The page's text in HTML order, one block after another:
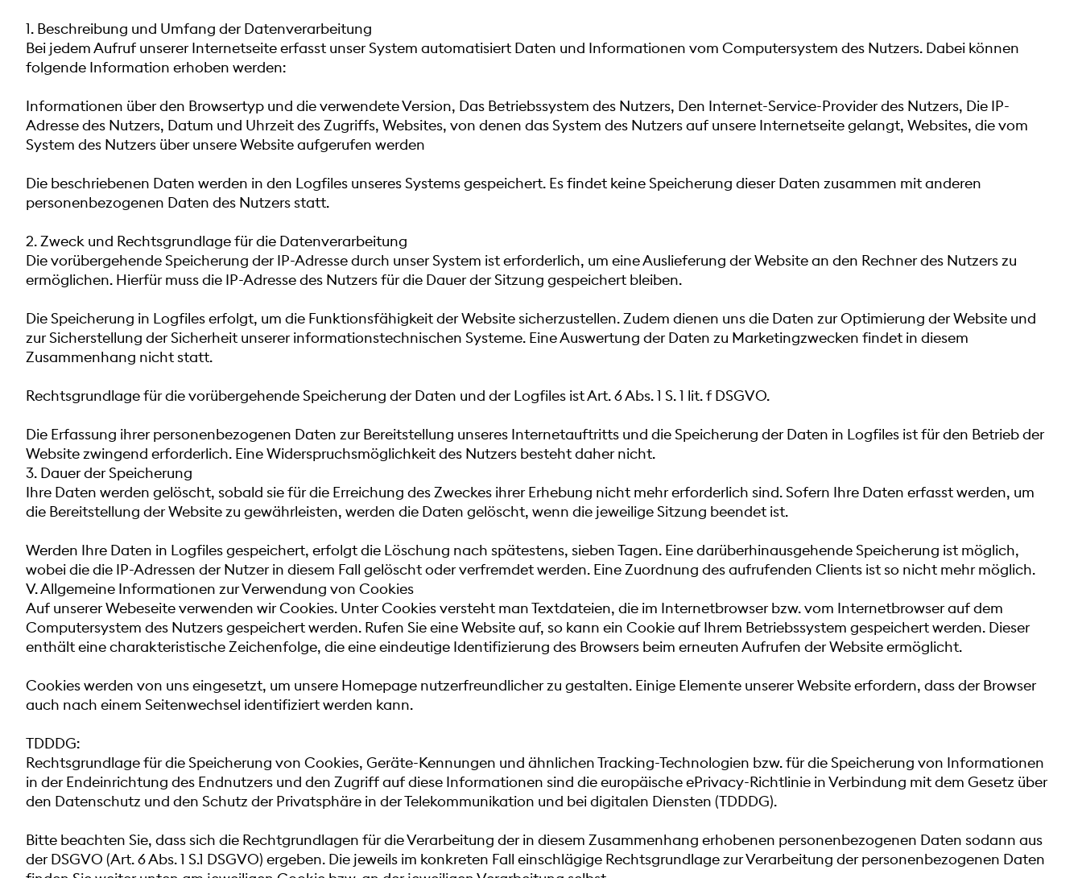
1. Beschreibung und Umfang der Datenverarbeitung
Bei jedem Aufruf unserer Internetseite erfasst unser System automatisiert Daten und Informationen vom Computersystem des Nutzers. Dabei können
folgende Information erhoben werden:
Informationen über den Browsertyp und die verwendete Version, Das Betriebssystem des Nutzers, Den Internet-Service-Provider des Nutzers, Die IP-
Adresse des Nutzers, Datum und Uhrzeit des Zugriffs, Websites, von denen das System des Nutzers auf unsere Internetseite gelangt, Websites, die vom
System des Nutzers über unsere Website aufgerufen werden
Die beschriebenen Daten werden in den Logfiles unseres Systems gespeichert. Es findet keine Speicherung dieser Daten zusammen mit anderen
personenbezogenen Daten des Nutzers statt.
2. Zweck und Rechtsgrundlage für die Datenverarbeitung
Die vorübergehende Speicherung der IP-Adresse durch unser System ist erforderlich, um eine Auslieferung der Website an den Rechner des Nutzers zu
ermöglichen. Hierfür muss die IP-Adresse des Nutzers für die Dauer der Sitzung gespeichert bleiben.
Die Speicherung in Logfiles erfolgt, um die Funktionsfähigkeit der Website sicherzustellen. Zudem dienen uns die Daten zur Optimierung der Website und
zur Sicherstellung der Sicherheit unserer informationstechnischen Systeme. Eine Auswertung der Daten zu Marketingzwecken findet in diesem
Zusammenhang nicht statt.
Rechtsgrundlage für die vorübergehende Speicherung der Daten und der Logfiles ist Art. 6 Abs. 1 S. 1 lit. f DSGVO.
Die Erfassung ihrer personenbezogenen Daten zur Bereitstellung unseres Internetauftritts und die Speicherung der Daten in Logfiles ist für den Betrieb der
Website zwingend erforderlich. Eine Widerspruchsmöglichkeit des Nutzers besteht daher nicht.
3. Dauer der Speicherung
Ihre Daten werden gelöscht, sobald sie für die Erreichung des Zweckes ihrer Erhebung nicht mehr erforderlich sind. Sofern Ihre Daten erfasst werden, um
die Bereitstellung der Website zu gewährleisten, werden die Daten gelöscht, wenn die jeweilige Sitzung beendet ist.
Werden Ihre Daten in Logfiles gespeichert, erfolgt die Löschung nach spätestens, sieben Tagen. Eine darüberhinausgehende Speicherung ist möglich,
wobei die die IP-Adressen der Nutzer in diesem Fall gelöscht oder verfremdet werden. Eine Zuordnung des aufrufenden Clients ist so nicht mehr möglich.
V. Allgemeine Informationen zur Verwendung von Cookies
Auf unserer Webeseite verwenden wir Cookies. Unter Cookies versteht man Textdateien, die im Internetbrowser bzw. vom Internetbrowser auf dem
Computersystem des Nutzers gespeichert werden. Rufen Sie eine Website auf, so kann ein Cookie auf Ihrem Betriebssystem gespeichert werden. Dieser
enthält eine charakteristische Zeichenfolge, die eine eindeutige Identifizierung des Browsers beim erneuten Aufrufen der Website ermöglicht.
Cookies werden von uns eingesetzt, um unsere Homepage nutzerfreundlicher zu gestalten. Einige Elemente unserer Website erfordern, dass der Browser
auch nach einem Seitenwechsel identifiziert werden kann.
TDDDG:
Rechtsgrundlage für die Speicherung von Cookies, Geräte-Kennungen und ähnlichen Tracking-Technologien bzw. für die Speicherung von Informationen
in der Endeinrichtung des Endnutzers und den Zugriff auf diese Informationen sind die europäische ePrivacy-Richtlinie in Verbindung mit dem Gesetz über
den Datenschutz und den Schutz der Privatsphäre in der Telekommunikation und bei digitalen Diensten (TDDDG).
Bitte beachten Sie, dass sich die Rechtgrundlagen für die Verarbeitung der in diesem Zusammenhang erhobenen personenbezogenen Daten sodann aus
der DSGVO (Art. 6 Abs. 1 S.1 DSGVO) ergeben. Die jeweils im konkreten Fall einschlägige Rechtsgrundlage zur Verarbeitung der personenbezogenen Daten